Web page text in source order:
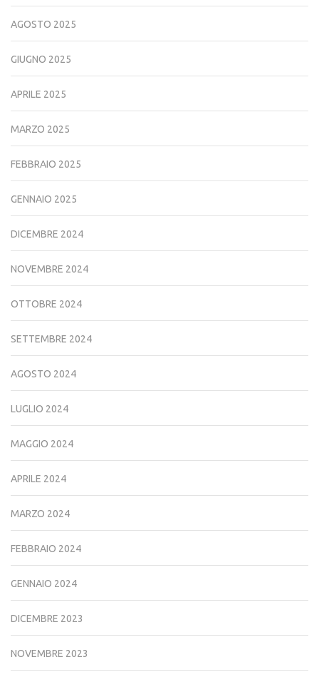
AGOSTO 2025
GIUGNO 2025
APRILE 2025
MARZO 2025
FEBBRAIO 2025
GENNAIO 2025
DICEMBRE 2024
NOVEMBRE 2024
OTTOBRE 2024
SETTEMBRE 2024
AGOSTO 2024
LUGLIO 2024
MAGGIO 2024
APRILE 2024
MARZO 2024
FEBBRAIO 2024
GENNAIO 2024
DICEMBRE 2023
NOVEMBRE 2023